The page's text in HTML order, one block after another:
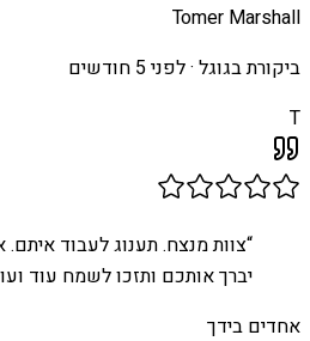
Tomer Marshall
ביקורת בגוגל ·לפני 5 חודשים
T
“צוות מנצח. תענוג לעבוד
יברך אותכם ותזכו לשמח עוד
אחדים בידך